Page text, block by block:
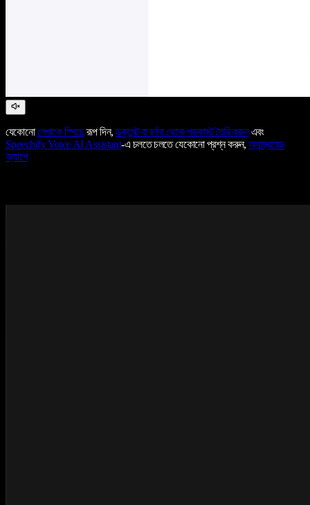
যেকোনোলেখাকে স্পিচেরূপ দিন, ডকুমেন্ট বা বর্ণনা থেকে পডকাস্ট তৈরি করুনএবং
Speechify Voice AI Assistant-এ চলতে চলতে যেকোনো প্রশ্ন করুন,অ্যান্ড্রয়েড
অ্যাপে